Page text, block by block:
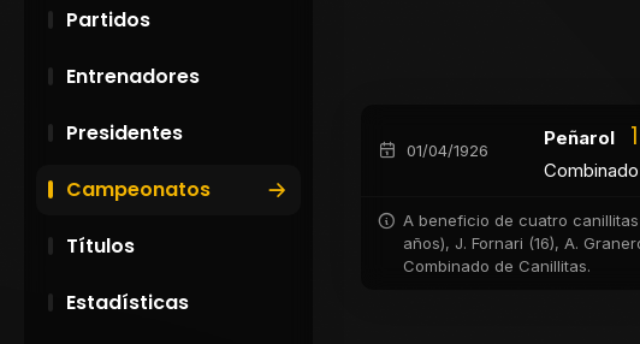
Partidos
Entrenadores
Presidentes
Campeonatos
Títulos
Estadísticas
01/04/1926
Peñarol 1
A beneficio de cuatro
años), J. Fornari (16), A.
Combinado de Canillitas.